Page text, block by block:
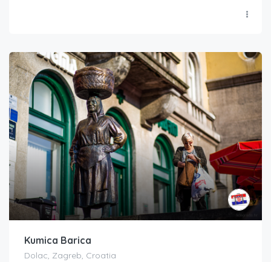
Kumica Barica
Dolac, Zagreb, Croatia